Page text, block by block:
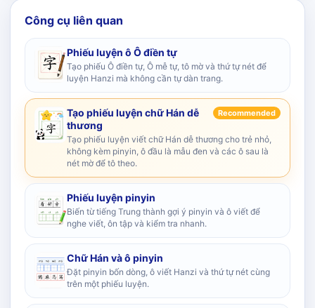
Công cụ liên quan
Phiếu luyện ô Ô điền tự
Tạo phiếu Ô điền tự, Ô mễ tự, tô mờ và thứ tự nét để
luyện Hanzi mà không cần tự dàn trang.
Tạo phiếu luyện chữ Hán dễ
thương
Recommended
Tạo phiếu luyện viết chữ Hán dễ thương cho trẻ nhỏ,
không kèm pinyin, ô đầu là mẫu đen và các ô sau là
nét mờ để tô theo.
Phiếu luyện pinyin
Biến từ tiếng Trung thành gợi ý pinyin và ô viết để
nghe viết, ôn tập và kiểm tra nhanh.
Chữ Hán và ô pinyin
Đặt pinyin bốn dòng, ô viết Hanzi và thứ tự nét cùng
trên một phiếu luyện.